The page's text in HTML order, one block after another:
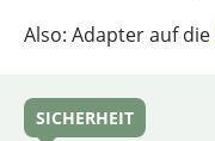
Also: Adapter auf die
SICHERHEIT